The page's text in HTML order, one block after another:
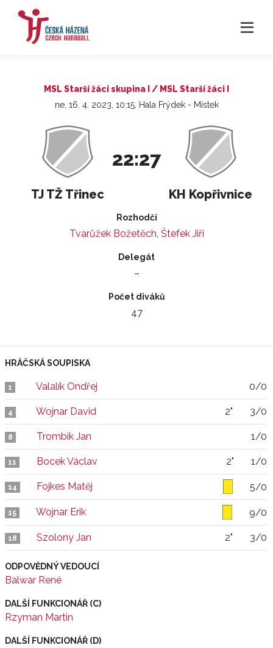
MSL Starší žáci skupina I / MSL Starší žáci I
ne, 16. 4. 2023, 10:15, Hala Frýdek - Místek
TJ TŽ Třinec
22:27
KH Kopřivnice
Rozhodčí
Tvarůžek Božetěch, Štefek Jiří
Delegát
–
Počet diváků
47
HRÁČSKÁ SOUPISKA
1 Valalík Ondřej 0/0
4 Wojnar David 2" 3/0
8 Trombik Jan 1/0
11 Bocek Václav 2" 1/0
14 Fojkes Matěj 5/0
15 Wojnar Erik 9/0
18 Szolony Jan 2" 3/0
ODPOVĚDNÝ VEDOUCÍ
Balwar René
DALŠÍ FUNKCIONÁŘ (C)
Rzyman Martin
DALŠÍ FUNKCIONÁŘ (D)